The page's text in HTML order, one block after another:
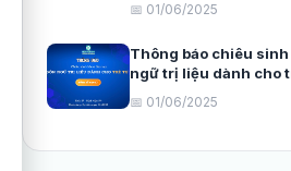
📅 01/06/2025
Thông báo chiêu sinh
ngữ trị liệu dành cho
📅 01/06/2025